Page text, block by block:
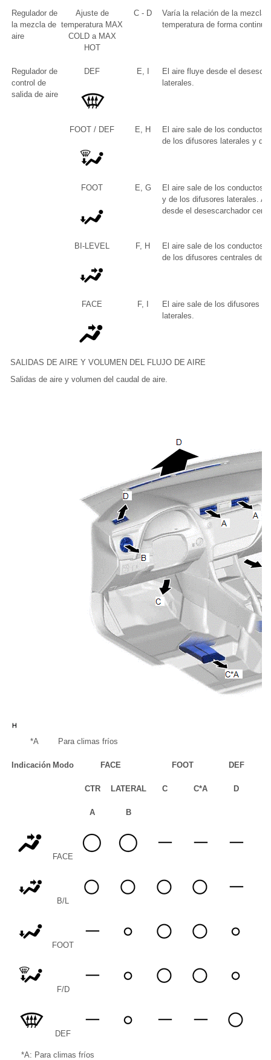
Regulador de
la mezcla de
aire
Ajuste de
temperatura MAX
COLD a MAX
HOT
C - D
Varía la relación de la mezcla
temperatura de forma
Regulador de
control de
salida de aire
DEF E, I
El aire fluye desde el
laterales.
FOOT / DEF E, H
El aire sale de los conductos
de los difusores laterales y
FOOT E, G
El aire sale de los conductos
y de los difusores laterales.
desde el desescarchador
BI-LEVEL F, H
El aire sale de los conductos
de los difusores centrales
FACE F, I
El aire sale de los difusores
laterales.
SALIDAS DE AIRE Y VOLUMEN DEL FLUJO DE AIRE
Salidas de aire y volumen del caudal de aire.
*A Para climas fríos
Indicación Modo FACE FOOT DEF
CTR LATERAL C C*A D
A B
FACE
B/L
FOOT
F/D
DEF
*A: Para climas fríos